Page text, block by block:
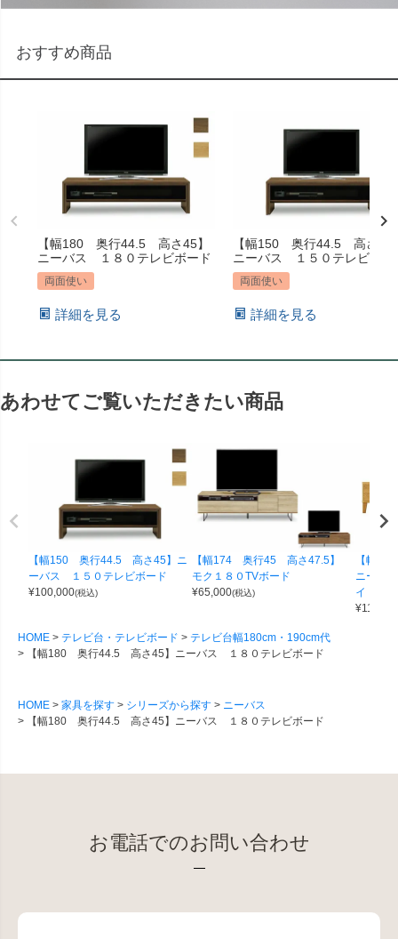
おすすめ商品
【幅180 奥行44.5 高さ45】
ニーバス １８０テレビボード
両面使い
詳細を見る
【幅150 奥行44.5 高さ45
ニーバス １５０テレビボー
両面使い
詳細を見る
あわせてご覧いただきたい商品
【幅150 奥行44.5 高さ45】ニ
ーバス １５０テレビボード
¥100,000(税込)
【幅174 奥行45 高さ47.5】
モク１８０TVボード
¥65,000(税込)
【幅
ニー １
イトオ
¥
HOME テレビ台・テレビボード
テレビ台幅180cm・190cm代
【幅180 奥行44.5 高さ45】ニーバス １８０テレビボード
HOME 家具を探す シリーズから探す
ニーバス
【幅180 奥行44.5 高さ45】ニーバス １８０テレビボード
お電話でのお問い合わせ